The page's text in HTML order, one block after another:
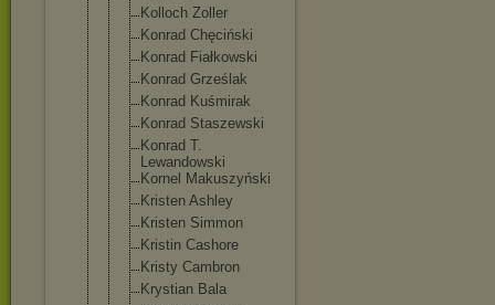
Kolloch Zoller
Konrad Chęciński
Konrad Fiałkowski
Konrad Grześlak
Konrad Kuśmirak
Konrad Staszewski
Konrad T.
Lewandowski
Kornel Makuszyński
Kristen Ashley
Kristen Simmon
Kristin Cashore
Kristy Cambron
Krystian Bala